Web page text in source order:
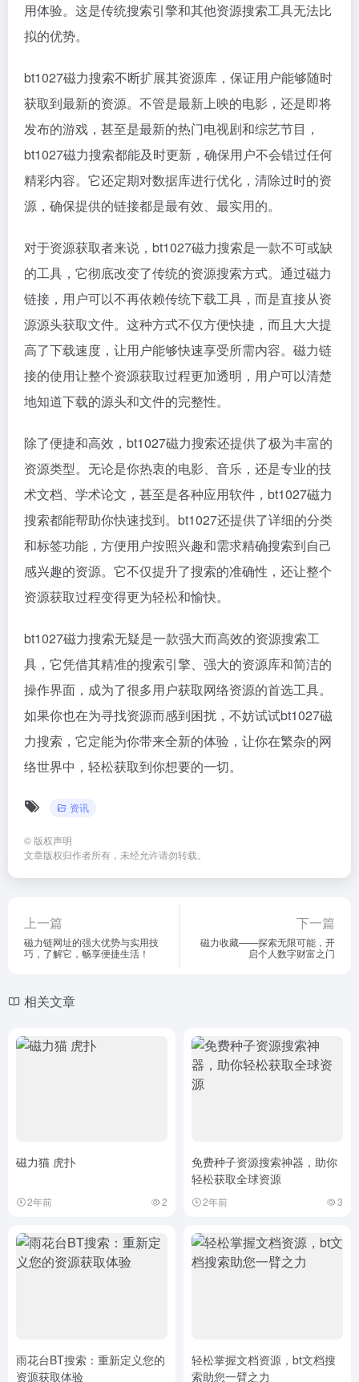
用体验。这是传统搜索引擎和其他资源搜索工具无法比
拟的优势。
bt1027磁力搜索不断扩展其资源库，保证用户能够随时
获取到最新的资源。不管是最新上映的电影，还是即将
发布的游戏，甚至是最新的热门电视剧和综艺节目，
bt1027磁力搜索都能及时更新，确保用户不会错过任何
精彩内容。它还定期对数据库进行优化，清除过时的资
源，确保提供的链接都是最有效、最实用的。
对于资源获取者来说，bt1027磁力搜索是一款不可或缺
的工具，它彻底改变了传统的资源搜索方式。通过磁力
链接，用户可以不再依赖传统下载工具，而是直接从资
源源头获取文件。这种方式不仅方便快捷，而且大大提
高了下载速度，让用户能够快速享受所需内容。磁力链
接的使用让整个资源获取过程更加透明，用户可以清楚
地知道下载的源头和文件的完整性。
除了便捷和高效，bt1027磁力搜索还提供了极为丰富的
资源类型。无论是你热衷的电影、音乐，还是专业的技
术文档、学术论文，甚至是各种应用软件，bt1027磁力
搜索都能帮助你快速找到。bt1027还提供了详细的分类
和标签功能，方便用户按照兴趣和需求精确搜索到自己
感兴趣的资源。它不仅提升了搜索的准确性，还让整个
资源获取过程变得更为轻松和愉快。
bt1027磁力搜索无疑是一款强大而高效的资源搜索工
具，它凭借其精准的搜索引擎、强大的资源库和简洁的
操作界面，成为了很多用户获取网络资源的首选工具。
如果你也在为寻找资源而感到困扰，不妨试试bt1027磁
力搜索，它定能为你带来全新的体验，让你在繁杂的网
络世界中，轻松获取到你想要的一切。
资讯
© 版权声明
文章版权归作者所有，未经允许请勿转载。
上一篇
磁力链网址的强大优势与实用技
巧，了解它，畅享便捷生活！
下一篇
磁力收藏——探索无限可能，开
启个人数字财富之门
相关文章
磁力猫 虎扑
2年前 2
免费种子资源搜索神器，助你
轻松获取全球资源
2年前 3
雨花台BT搜索：重新定义您的
资源获取体验
轻松掌握文档资源，bt文档搜
索助您一臂之力